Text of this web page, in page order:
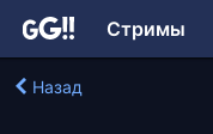
Стримы
Назад